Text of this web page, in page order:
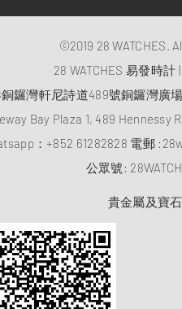
©2019 28 WATCHES.
28 WATCHES 易發時
鑼灣軒尼詩道489號銅鑼灣廣
Bay Plaza 1, 489 Hennessy
：+852 61282828 電郵 :
公眾號:
貴金屬及寶